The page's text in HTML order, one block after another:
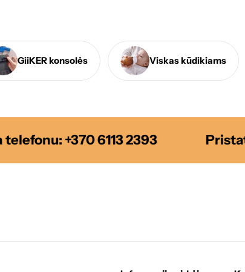
GiiKER konsolės Viskas kūdikiams
+370 6113 2393